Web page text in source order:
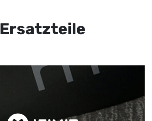
Ersatzteile